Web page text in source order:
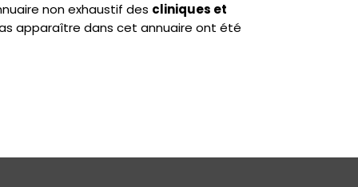
non exhaustif des cliniques et
apparaître dans cet annuaire ont été